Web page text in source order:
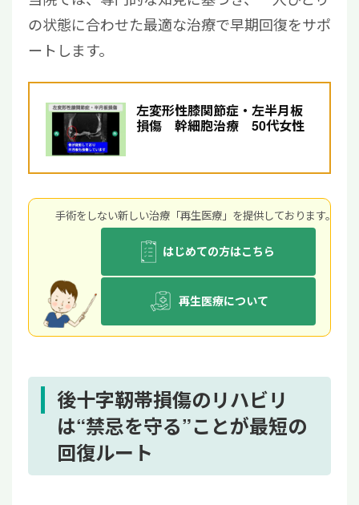
の状態に合わせた最適な治療で早期回復をサポ
ートします。
左変形性膝関節症・左半月板
損傷 幹細胞治療 50代女性
手術をしない新しい治療「再生医療」を提供しております。
はじめての方はこちら
再生医療について
後十字靭帯損傷のリハビリ
は“禁忌を守る”ことが最短の
回復ルート